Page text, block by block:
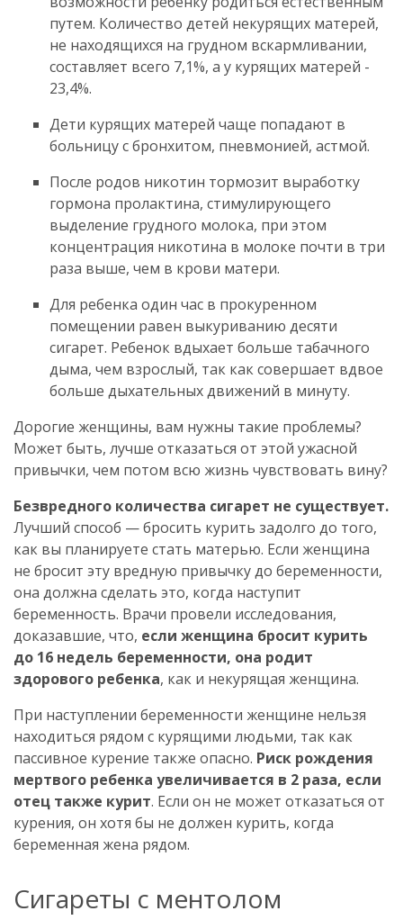
путем. Количество детей некурящих матерей,
не находящихся на грудном вскармливании,
составляет всего 7,1%, а у курящих матерей -
23,4%.
Дети курящих матерей чаще попадают в
больницу с бронхитом, пневмонией, астмой.
После родов никотин тормозит выработку
гормона пролактина, стимулирующего
выделение грудного молока, при этом
концентрация никотина в молоке почти в три
раза выше, чем в крови матери.
Для ребенка один час в прокуренном
помещении равен выкуриванию десяти
сигарет. Ребенок вдыхает больше табачного
дыма, чем взрослый, так как совершает вдвое
больше дыхательных движений в минуту.
Дорогие женщины, вам нужны такие проблемы?
Может быть, лучше отказаться от этой ужасной
привычки, чем потом всю жизнь чувствовать вину?
Безвредного количества сигарет не существует.
Лучший способ — бросить курить задолго до того,
как вы планируете стать матерью. Если женщина
не бросит эту вредную привычку до беременности,
она должна сделать это, когда наступит
беременность. Врачи провели исследования,
доказавшие, что, если женщина бросит курить
до 16 недель беременности, она родит
здорового ребенка, как и некурящая женщина.
При наступлении беременности женщине нельзя
находиться рядом с курящими людьми, так как
пассивное курение также опасно. Риск рождения
мертвого ребенка увеличивается в 2 раза, если
отец также курит. Если он не может отказаться от
курения, он хотя бы не должен курить, когда
беременная жена рядом.
Сигареты с ментолом